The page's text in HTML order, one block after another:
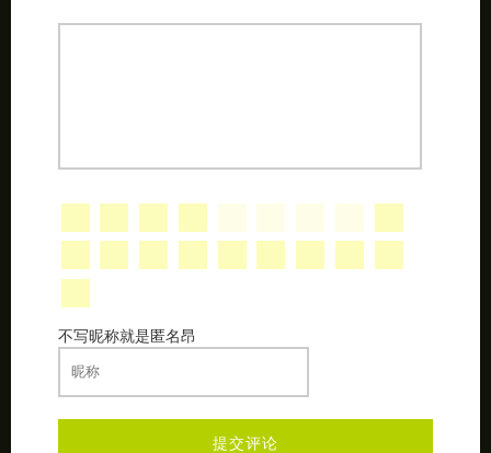
不写昵称就是匿名昂